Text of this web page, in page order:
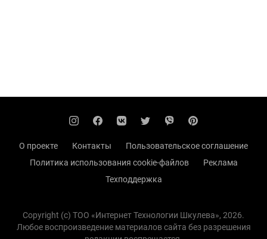
О проекте Контакты
Пользовательское соглашение
Политика использования cookie-файлов
Реклама
Техподдержка
Copyright (с) TOO «Интернет Технологии Шкулева», 2026.
Любое воспроизведение материалов сайта без разрешения